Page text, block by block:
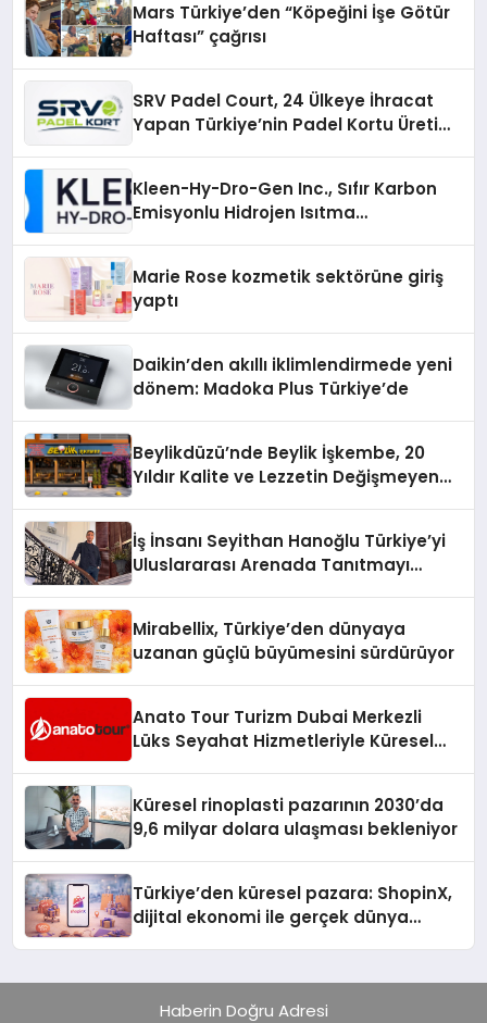
Mars Türkiye’den “Köpeğini İşe Götür
Haftası” çağrısı
SRV Padel Court, 24 Ülkeye İhracat
Yapan Türkiye’nin Padel Kortu Üretim
Kleen-Hy-Dro-Gen Inc., Sıfır Karbon
Emisyonlu Hidrojen Isıtma
Marie Rose kozmetik sektörüne giriş
yaptı
Daikin’den akıllı iklimlendirmede yeni
dönem: Madoka Plus Türkiye’de
Beylikdüzü’nde Beylik İşkembe, 20
Yıldır Kalite ve Lezzetin Değişmeyen
İş İnsanı Seyithan Hanoğlu Türkiye’yi
Uluslararası Arenada Tanıtmayı
Mirabellix, Türkiye’den dünyaya
uzanan güçlü büyümesini sürdürüyor
Anato Tour Turizm Dubai Merkezli
Lüks Seyahat Hizmetleriyle Küresel
Küresel rinoplasti pazarının 2030’da
9,6 milyar dolara ulaşması bekleniyor
Türkiye’den küresel pazara: ShopinX,
dijital ekonomi ile gerçek dünya
Haberin Doğru Adresi